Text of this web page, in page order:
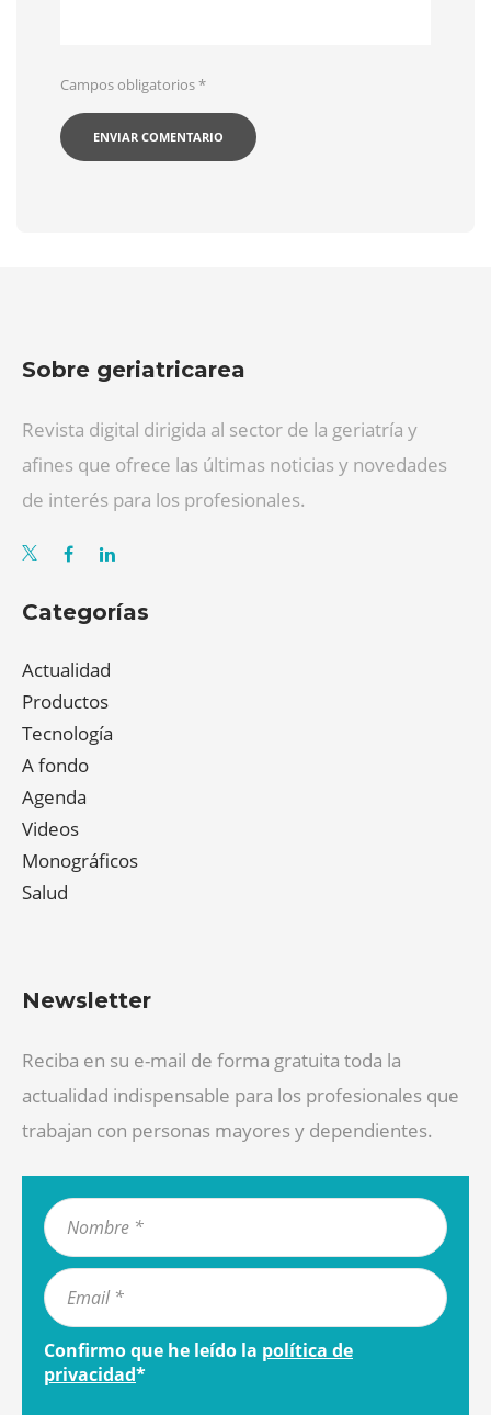
Campos obligatorios*
Sobre geriatricarea
Revista digital dirigida al sector de la geriatría y
afines que ofrece las últimas noticias y novedades
de interés para los profesionales.
Categorías
Actualidad
Productos
Tecnología
A fondo
Agenda
Videos
Monográficos
Salud
Newsletter
Reciba en su e-mail de forma gratuita toda la
actualidad indispensable para los profesionales que
trabajan con personas mayores y dependientes.
Confirmo que he leído la política de
privacidad*